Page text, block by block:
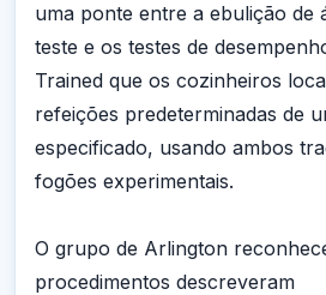
uma ponte entre a ebulição de
teste e os testes de
Trained que os cozinheiros
refeições predeterminadas de
especificado, usando ambos
fogões experimentais.
O grupo de Arlington
procedimentos descreveram